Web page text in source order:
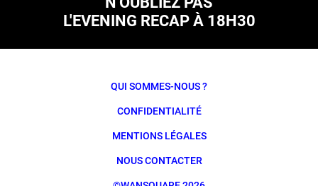
L'EVENING RECAP À 18H30
QUI SOMMES-NOUS ?
CONFIDENTIALITÉ
MENTIONS LÉGALES
NOUS CONTACTER